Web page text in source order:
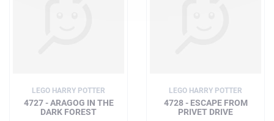
LEGO HARRY POTTER
4727 - ARAGOG IN THE
DARK FOREST
LEGO HARRY POTTER
4728 - ESCAPE FROM
PRIVET DRIVE